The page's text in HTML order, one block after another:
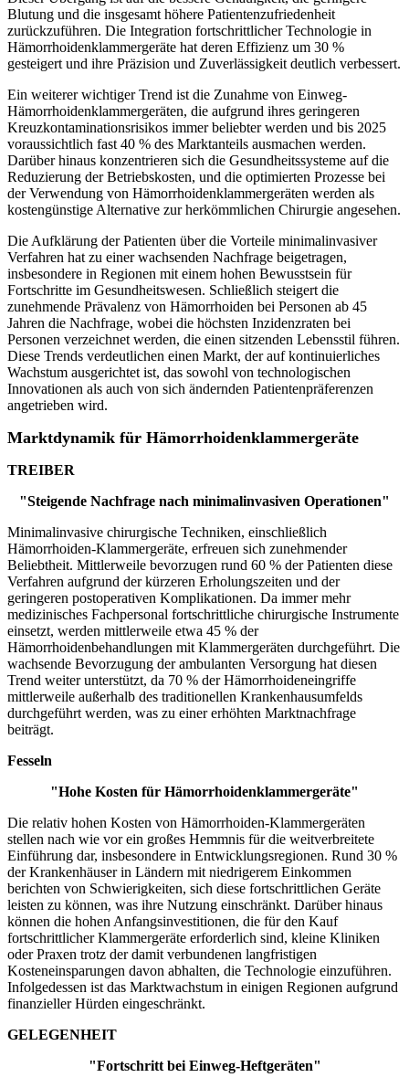
Blutung und die insgesamt höhere Patientenzufriedenheit
zurückzuführen. Die Integration fortschrittlicher Technologie in
Hämorrhoidenklammergeräte hat deren Effizienz um 30 %
gesteigert und ihre Präzision und Zuverlässigkeit deutlich verbessert.
Ein weiterer wichtiger Trend ist die Zunahme von Einweg-
Hämorrhoidenklammergeräten, die aufgrund ihres geringeren
Kreuzkontaminationsrisikos immer beliebter werden und bis 2025
voraussichtlich fast 40 % des Marktanteils ausmachen werden.
Darüber hinaus konzentrieren sich die Gesundheitssysteme auf die
Reduzierung der Betriebskosten, und die optimierten Prozesse bei
der Verwendung von Hämorrhoidenklammergeräten werden als
kostengünstige Alternative zur herkömmlichen Chirurgie angesehen.
Die Aufklärung der Patienten über die Vorteile minimalinvasiver
Verfahren hat zu einer wachsenden Nachfrage beigetragen,
insbesondere in Regionen mit einem hohen Bewusstsein für
Fortschritte im Gesundheitswesen. Schließlich steigert die
zunehmende Prävalenz von Hämorrhoiden bei Personen ab 45
Jahren die Nachfrage, wobei die höchsten Inzidenzraten bei
Personen verzeichnet werden, die einen sitzenden Lebensstil führen.
Diese Trends verdeutlichen einen Markt, der auf kontinuierliches
Wachstum ausgerichtet ist, das sowohl von technologischen
Innovationen als auch von sich ändernden Patientenpräferenzen
angetrieben wird.
Marktdynamik für Hämorrhoidenklammergeräte
TREIBER
"Steigende Nachfrage nach minimalinvasiven Operationen"
Minimalinvasive chirurgische Techniken, einschließlich
Hämorrhoiden-Klammergeräte, erfreuen sich zunehmender
Beliebtheit. Mittlerweile bevorzugen rund 60 % der Patienten diese
Verfahren aufgrund der kürzeren Erholungszeiten und der
geringeren postoperativen Komplikationen. Da immer mehr
medizinisches Fachpersonal fortschrittliche chirurgische Instrumente
einsetzt, werden mittlerweile etwa 45 % der
Hämorrhoidenbehandlungen mit Klammergeräten durchgeführt. Die
wachsende Bevorzugung der ambulanten Versorgung hat diesen
Trend weiter unterstützt, da 70 % der Hämorrhoideneingriffe
mittlerweile außerhalb des traditionellen Krankenhausumfelds
durchgeführt werden, was zu einer erhöhten Marktnachfrage
beiträgt.
Fesseln
"Hohe Kosten für Hämorrhoidenklammergeräte"
Die relativ hohen Kosten von Hämorrhoiden-Klammergeräten
stellen nach wie vor ein großes Hemmnis für die weitverbreitete
Einführung dar, insbesondere in Entwicklungsregionen. Rund 30 %
der Krankenhäuser in Ländern mit niedrigerem Einkommen
berichten von Schwierigkeiten, sich diese fortschrittlichen Geräte
leisten zu können, was ihre Nutzung einschränkt. Darüber hinaus
können die hohen Anfangsinvestitionen, die für den Kauf
fortschrittlicher Klammergeräte erforderlich sind, kleine Kliniken
oder Praxen trotz der damit verbundenen langfristigen
Kosteneinsparungen davon abhalten, die Technologie einzuführen.
Infolgedessen ist das Marktwachstum in einigen Regionen aufgrund
finanzieller Hürden eingeschränkt.
GELEGENHEIT
"Fortschritt bei Einweg-Heftgeräten"